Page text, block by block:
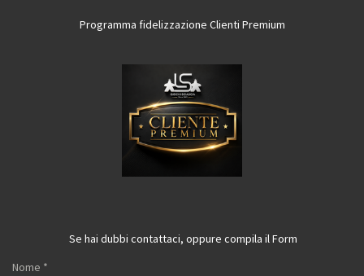
Programma fidelizzazione Clienti Premium
Se hai dubbi contattaci, oppure compila il Form
Nome *